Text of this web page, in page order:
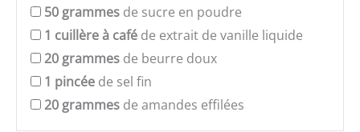
50 grammes de sucre en poudre
1 cuillère à café de extrait de vanille liquide
20 grammes de beurre doux
1 pincée de sel fin
20 grammes de amandes effilées